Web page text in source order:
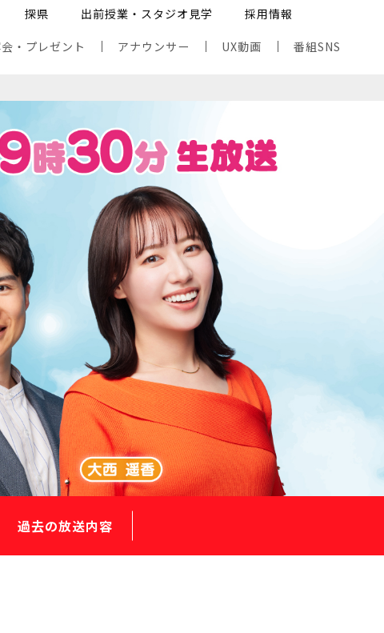
探県 出前授業・スタジオ見学 採用情報
・プレゼント アナウンサー UX動画 番組SNS
過去の放送内容